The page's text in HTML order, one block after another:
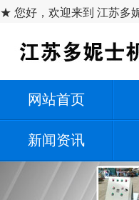
★ 您好，欢迎来到 江苏多
网站首页
新闻资讯